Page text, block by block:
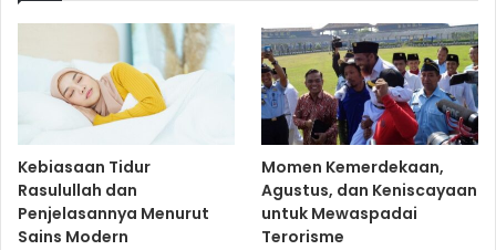
Kebiasaan Tidur
Rasulullah dan
Penjelasannya Menurut
Sains Modern
Momen Kemerdekaan,
Agustus, dan Keniscayaan
untuk Mewaspadai
Terorisme